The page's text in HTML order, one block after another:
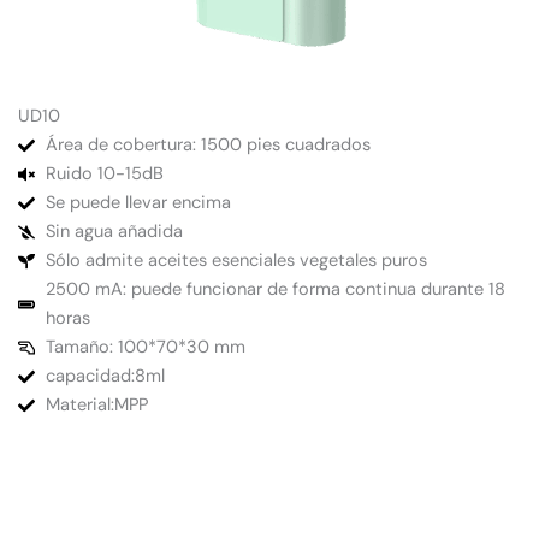
UD10
Área de cobertura: 1500 pies cuadrados
Ruido 10-15dB
Se puede llevar encima
Sin agua añadida
Sólo admite aceites esenciales vegetales puros
2500 mA: puede funcionar de forma continua durante 18
horas
Tamaño: 100*70*30 mm
capacidad:8ml
Material:MPP